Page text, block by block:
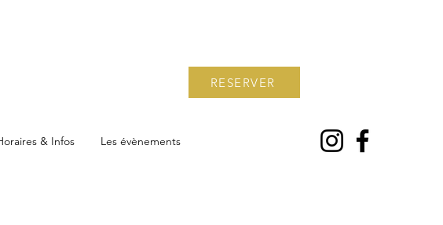
RESERVER
& Infos Les évènements